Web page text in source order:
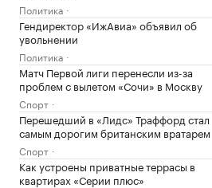
Политика
Гендиректор «ИжАвиа» объявил об
увольнении
Политика
Матч Первой лиги перенесли из-за
проблем с вылетом «Сочи» в Москву
Спорт
Перешедший в «Лидс» Траффорд стал
самым дорогим британским вратарем
Спорт
Как устроены приватные террасы в
квартирах «Серии плюс»